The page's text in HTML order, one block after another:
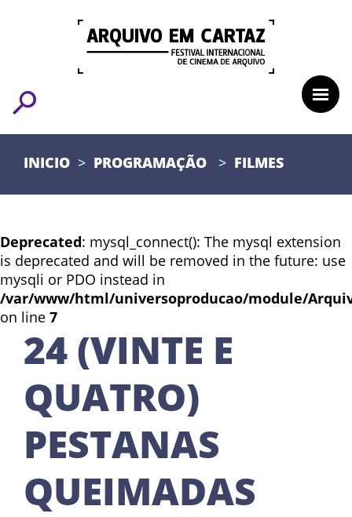
INICIO PROGRAMAÇÃO FILMES
Deprecated: mysql_connect(): The mysql extension
is deprecated and will be removed in the future: use
mysqli or PDO instead in
/var/www/html/universoproducao/module/
on line 7
24 (VINTE E
QUATRO)
PESTANAS
QUEIMADAS